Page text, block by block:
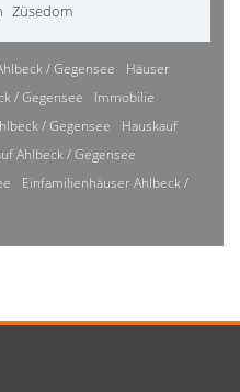
Züsedom
/ Gegensee
Häuser
/ Gegensee
Immobilie
/ Gegensee
Hauskauf
Ahlbeck / Gegensee
Einfamilienhäuser Ahlbeck /